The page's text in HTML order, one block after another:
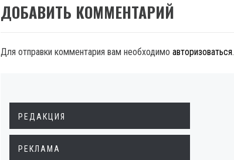
ДОБАВИТЬ КОММЕНТАРИЙ
Для отправки комментария вам необходимо авторизоваться.
РЕДАКЦИЯ
РЕКЛАМА